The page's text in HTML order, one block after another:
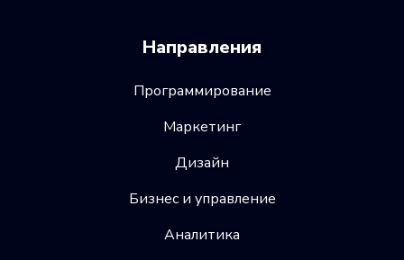
Направления
Программирование
Маркетинг
Дизайн
Бизнес и управление
Аналитика